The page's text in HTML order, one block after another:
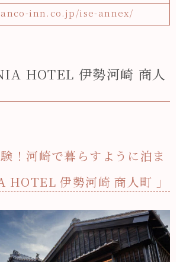
inn.co.jp/ise-annex/
HOTEL 伊勢河崎 商人
！河崎で暮らすように泊ま
HOTEL 伊勢河崎 商人町 」